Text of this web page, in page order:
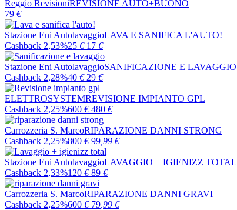
Reggio RevisioniREVISIONE AUTO+BUONO
79 €
Stazione Eni AutolavaggioLAVA E SANIFICA L'AUTO!
Cashback 2,53%25 € 17 €
Stazione Eni AutolavaggioSANIFICAZIONE E LAVAGGIO
Cashback 2,28%40 € 29 €
ELETTROSYSTEMREVISIONE IMPIANTO GPL
Cashback 2,25%600 € 480 €
Carrozzeria S. MarcoRIPARAZIONE DANNI STRONG
Cashback 2,25%800 € 99 ,99 €
Stazione Eni AutolavaggioLAVAGGIO + IGIENIZZ TOTAL
Cashback 2,33%120 € 89 €
Carrozzeria S. MarcoRIPARAZIONE DANNI GRAVI
Cashback 2,25%600 € 79 ,99 €